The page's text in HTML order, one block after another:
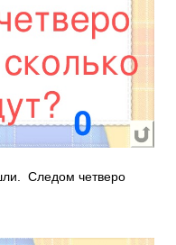
Следом четверо